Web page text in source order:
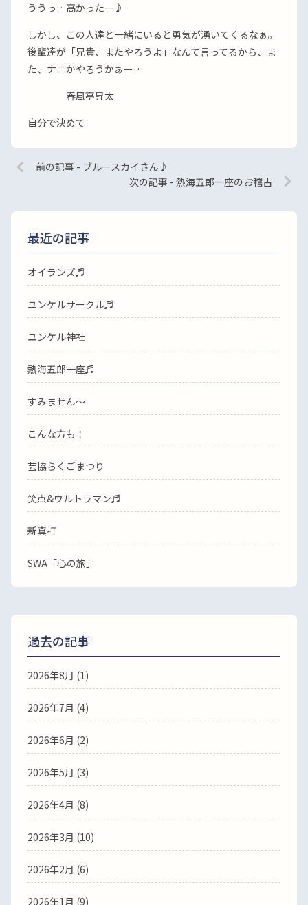
ううっ…高かったー♪
しかし、この人達と一緒にいると勇気が湧いてくるなぁ。
後輩達が「兄貴、またやろうよ」なんて言ってるから、ま
た、ナニかやろうかぁー…
春風亭昇太
自分で決めて
前の記事 - ブルースカイさん♪
次の記事 - 熱海五郎一座のお稽古
最近の記事
オイランズ♬
ユンケルサークル♬
ユンケル神社
熱海五郎一座♬
すみません〜
こんな方も！
芸協らくごまつり
笑点&ウルトラマン♬
新真打
SWA「心の旅」
過去の記事
2026年8月 (1)
2026年7月 (4)
2026年6月 (2)
2026年5月 (3)
2026年4月 (8)
2026年3月 (10)
2026年2月 (6)
2026年1月 (9)